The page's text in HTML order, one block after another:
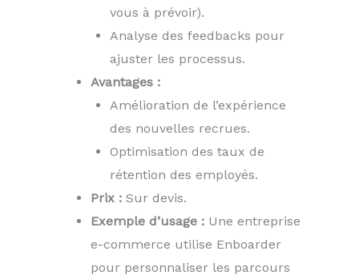
vous à prévoir).
Analyse des feedbacks pour
ajuster les processus.
Avantages :
Amélioration de l’expérience
des nouvelles recrues.
Optimisation des taux de
rétention des employés.
Prix : Sur devis.
Exemple d’usage : Une entreprise
e-commerce utilise Enboarder
pour personnaliser les parcours